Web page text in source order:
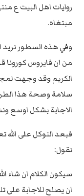
روايات اهل البيت ع
مبتغاه.
وفي هذه السطور نريد
من ان فايروس كورونا
الكريم وقد وجهت
سلامة وصحة هذا
الاجابة بشكل اوسع
فبعد التوكل على الله
نقول:
سيكون الكلام ان شاء
ان يصلح للاجابة